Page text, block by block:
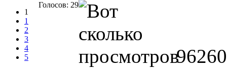
1
1
2
3
4
5
Голосов: 29
96260